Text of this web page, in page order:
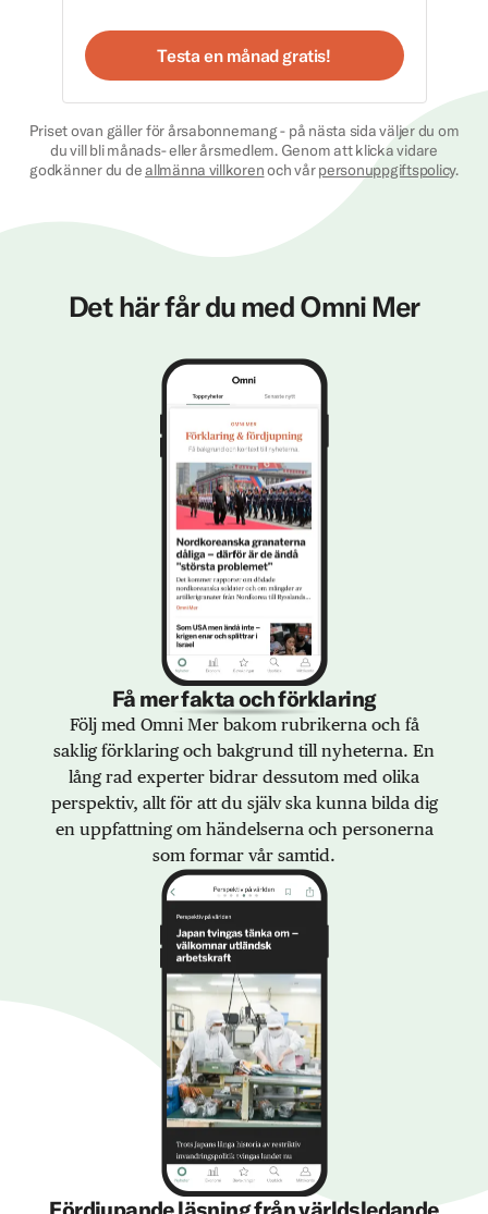
Testa en månad gratis!
Priset ovan gäller för årsabonnemang - på nästa sida väljer du om
du vill bli månads- eller årsmedlem. Genom att klicka vidare
godkänner du deallmänna villkorenoch vårpersonuppgiftspolicy.
Det här får du med Omni Mer
Få mer fakta och förklaring
Följ med Omni Mer bakom rubrikerna och få
saklig förklaring och bakgrund till nyheterna. En
lång rad experter bidrar dessutom med olika
perspektiv, allt för att du själv ska kunna bilda dig
en uppfattning om händelserna och personerna
som formar vår samtid.